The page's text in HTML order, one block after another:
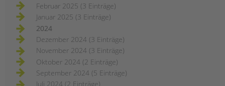
Februar 2025 (3 Einträge)
Januar 2025 (3 Einträge)
2024
Dezember 2024 (3 Einträge)
November 2024 (3 Einträge)
Oktober 2024 (2 Einträge)
September 2024 (5 Einträge)
Juli 2024 (2 Einträge)